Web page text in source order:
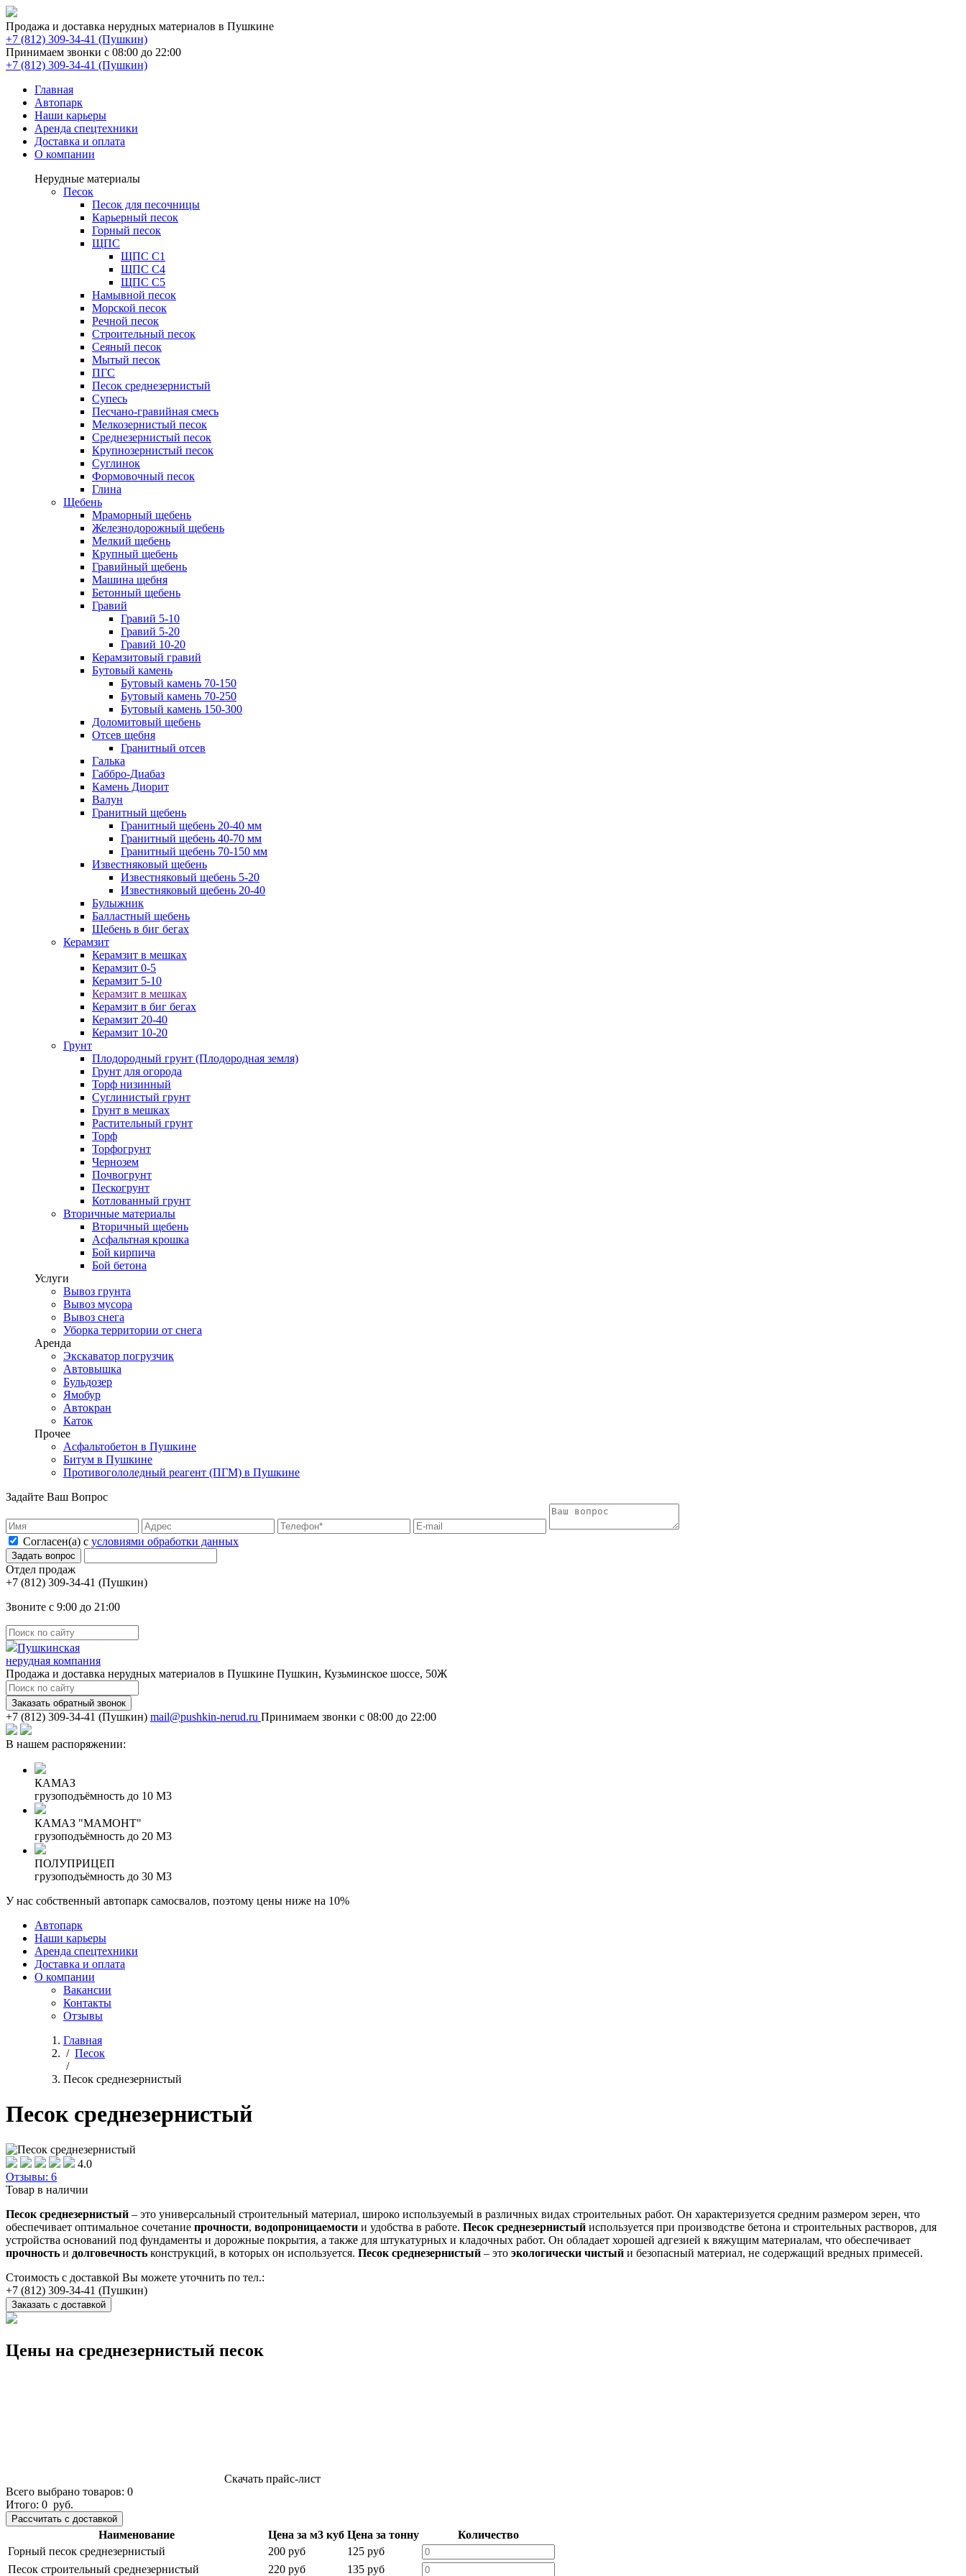
Продажа и доставка нерудных материалов в Пушкине
(Пушкин)
Принимаем звонки с 08:00 до 22:00
(Пушкин)
Главная
Автопарк
Наши карьеры
Аренда спецтехники
Доставка и оплата
О компании
Нерудные материалы
Песок
Песок для песочницы
Карьерный песок
Горный песок
ЩПС
ЩПС С1
ЩПС С4
ЩПС С5
Намывной песок
Морской песок
Речной песок
Строительный песок
Сеяный песок
Мытый песок
ПГС
Песок среднезернистый
Супесь
Песчано-гравийная смесь
Мелкозернистый песок
Среднезернистый песок
Крупнозернистый песок
Суглинок
Формовочный песок
Глина
Щебень
Мраморный щебень
Железнодорожный щебень
Мелкий щебень
Крупный щебень
Гравийный щебень
Машина щебня
Бетонный щебень
Гравий
Гравий 5-10
Гравий 5-20
Гравий 10-20
Керамзитовый гравий
Бутовый камень
Бутовый камень 70-150
Бутовый камень 70-250
Бутовый камень 150-300
Доломитовый щебень
Отсев щебня
Гранитный отсев
Галька
Габбро-Диабаз
Камень Диорит
Валун
Гранитный щебень
Гранитный щебень 20-40 мм
Гранитный щебень 40-70 мм
Гранитный щебень 70-150 мм
Известняковый щебень
Известняковый щебень 5-20
Известняковый щебень 20-40
Булыжник
Балластный щебень
Щебень в биг бегах
Керамзит
Керамзит в мешках
Керамзит 0-5
Керамзит 5-10
Керамзит в мешках
Керамзит в биг бегах
Керамзит 20-40
Керамзит 10-20
Грунт
Плодородный грунт (Плодородная земля)
Грунт для огорода
Торф низинный
Суглинистый грунт
Грунт в мешках
Растительный грунт
Торф
Торфогрунт
Чернозем
Почвогрунт
Пескогрунт
Котлованный грунт
Вторичные материалы
Вторичный щебень
Асфальтная крошка
Бой кирпича
Бой бетона
Услуги
Вывоз грунта
Вывоз мусора
Вывоз снега
Уборка территории от снега
Аренда
Экскаватор погрузчик
Автовышка
Бульдозер
Ямобур
Автокран
Каток
Прочее
Асфальтобетон в Пушкине
Битум в Пушкине
Противогололедный реагент (ПГМ) в Пушкине
Задайте Ваш Вопрос
Согласен(а) с условиями обработки данных
Отдел продаж
(Пушкин)
Звоните с 9:00 до 21:00
Пушкинская
нерудная компания
Продажа и доставка нерудных материалов в Пушкине Пушкин, Кузьминское шоссе, 50Ж
Заказать обратный звонок
(Пушкин) mail@pushkin-nerud.ru Принимаем звонки с 08:00 до 22:00
В нашем распоряжении:
КАМАЗ
грузоподъёмность до 10 М3
КАМАЗ "МАМОНТ"
грузоподъёмность до 20 М3
ПОЛУПРИЦЕП
грузоподъёмность до 30 М3
У нас собственный автопарк самосвалов, поэтому цены ниже на 10%
Автопарк
Наши карьеры
Аренда спецтехники
Доставка и оплата
О компании
Вакансии
Контакты
Отзывы
Главная
/ Песок
/
Песок среднезернистый
Песок среднезернистый
4.0
Отзывы: 6
Товар в наличии
Песок среднезернистый – это универсальный строительный материал, широко используемый в различных видах строительных работ. Он характеризуется средним размером зерен, что
обеспечивает оптимальное сочетание прочности, водопроницаемости и удобства в работе. Песок среднезернистый используется при производстве бетона и строительных растворов, для
устройства оснований под фундаменты и дорожные покрытия, а также для штукатурных и кладочных работ. Он обладает хорошей адгезией к вяжущим материалам, что обеспечивает
прочность и долговечность конструкций, в которых он используется. Песок среднезернистый – это экологически чистый и безопасный материал, не содержащий вредных примесей.
Стоимость с доставкой Вы можете уточнить по тел.:
(Пушкин)
Заказать с доставкой
Цены на среднезернистый песок
Скачать прайс-лист
Всего выбрано товаров: 0
Итого: 0 руб.
Наименование Цена за м3 куб Цена за тонну
Количество
Горный песок среднезернистый
200 руб
125 руб
Песок строительный среднезернистый
220 руб 135 руб